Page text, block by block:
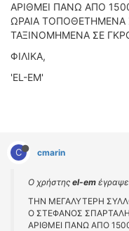
ΑΡΙΘΜΕΙ ΠΑΝΩ ΑΠΟ
ΩΡΑΙΑ ΤΟΠΟΘΕΤΗΜΕΝΑ
ΤΑΞΙΝΟΜΗΜΕΝΑ ΣΕ
ΦΙΛΙΚΑ,
'EL-EM'
C cmarin
Ο χρήστης el-em
THN MEΓΑΛΥΤΕΡΗ
Ο ΣΤΕΦΑΝΟΣ
ΑΡΙΘΜΕΙ ΠΑΝΩ ΑΠΟ